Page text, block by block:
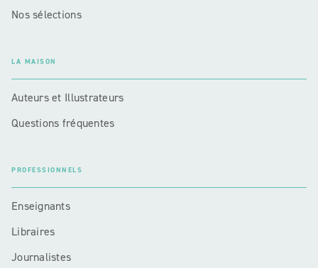
Nos sélections
LA MAISON
Auteurs et Illustrateurs
Questions fréquentes
PROFESSIONNELS
Enseignants
Libraires
Journalistes